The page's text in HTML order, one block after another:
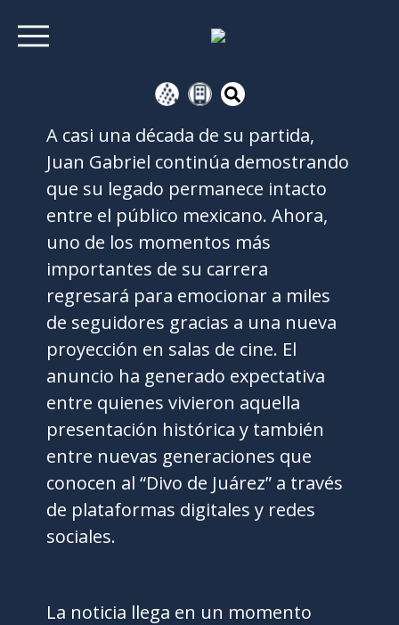
A casi una década de su partida,
Juan Gabriel continúa demostrando
que su legado permanece intacto
entre el público mexicano. Ahora,
uno de los momentos más
importantes de su carrera
regresará para emocionar a miles
de seguidores gracias a una nueva
proyección en salas de cine. El
anuncio ha generado expectativa
entre quienes vivieron aquella
presentación histórica y también
entre nuevas generaciones que
conocen al “Divo de Juárez” a través
de plataformas digitales y redes
sociales.
La noticia llega en un momento